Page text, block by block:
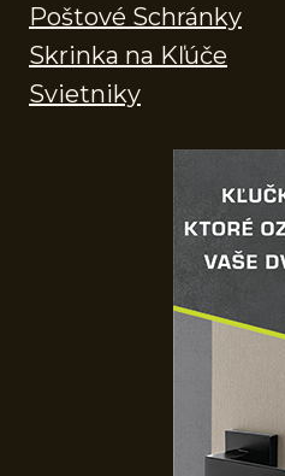
Poštové Schránky
Skrinka na Kľúče
Svietniky